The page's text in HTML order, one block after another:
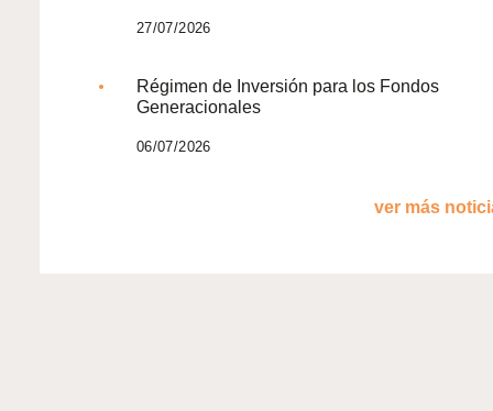
27/07/2026
Régimen de Inversión para los Fondos
Generacionales
06/07/2026
ver más